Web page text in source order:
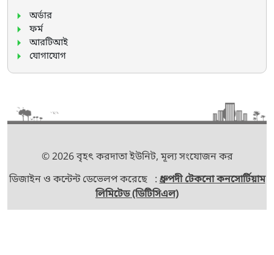
অর্ডার
ফর্ম
আরটিআই
যোগাযোগ
© 2026 বৃহৎ করদাতা ইউনিট, মূল্য সংযোজন কর
ডিজাইন ও কন্টেন্ট ডেভেলপ করেছে :ধ্রুপদী টেকনো কনসোর্টিয়াম
লিমিটেড (ডিটিসিএল)